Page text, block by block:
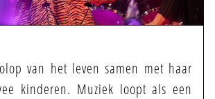
van het leven samen met haar
kinderen. Muziek loopt als een